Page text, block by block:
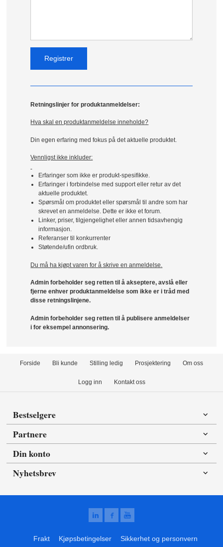
Retningslinjer for produktanmeldelser:
Hva skal en produktanmeldelse inneholde?
Din egen erfaring med fokus på det aktuelle produktet.
Vennligst ikke inkluder:
Erfaringer som ikke er produkt-spesifikke.
Erfaringer i forbindelse med support eller retur av det
aktuelle produktet.
Spørsmål om produktet eller spørsmål til andre som har
skrevet en anmeldelse. Dette er ikke et forum.
Linker, priser, tilgjengelighet eller annen tidsavhengig
informasjon.
Referanser til konkurrenter
Støtende/ufin ordbruk.
Du må ha kjøpt varen for å skrive en anmeldelse.
Admin forbeholder seg retten til å akseptere, avslå eller
fjerne enhver produktanmeldelse som ikke er i tråd med
disse retningslinjene.
Admin forbeholder seg retten til å publisere anmeldelser
i for eksempel annonsering.
Forside Bli kunde Stilling ledig Prosjektering Om oss
Logg inn Kontakt oss
Bestselgere
Partnere
Din konto
Nyhetsbrev
Frakt Kjøpsbetingelser Sikkerhet og personvern